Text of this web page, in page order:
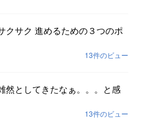
クサク 進めるための３つのポ
13件のビュー
然としてきたなぁ。。。と感
13件のビュー